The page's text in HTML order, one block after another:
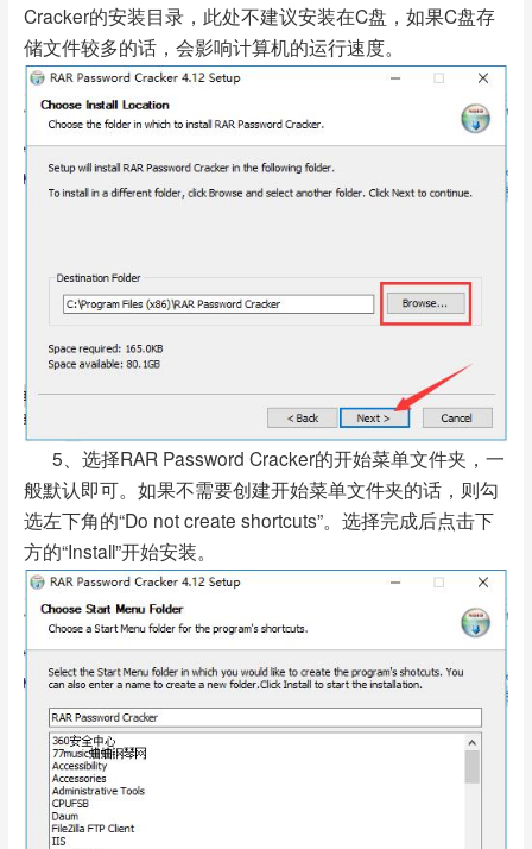
Cracker的安装目录，此处不建议安装在C盘，如果C盘存
储文件较多的话，会影响计算机的运行速度。
5、选择RAR Password Cracker的开始菜单文件夹，一
般默认即可。如果不需要创建开始菜单文件夹的话，则勾
选左下角的“Do not create shortcuts”。选择完成后点击下
方的“Install”开始安装。